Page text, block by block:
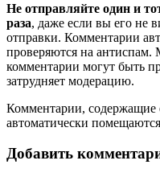
Не отправляйте один и
раза, даже если вы его не
отправки. Комментарии
проверяются на
комментарии могут быть
затрудняет модерацию.
Комментарии, содержащие
автоматически помещаются
Добавить